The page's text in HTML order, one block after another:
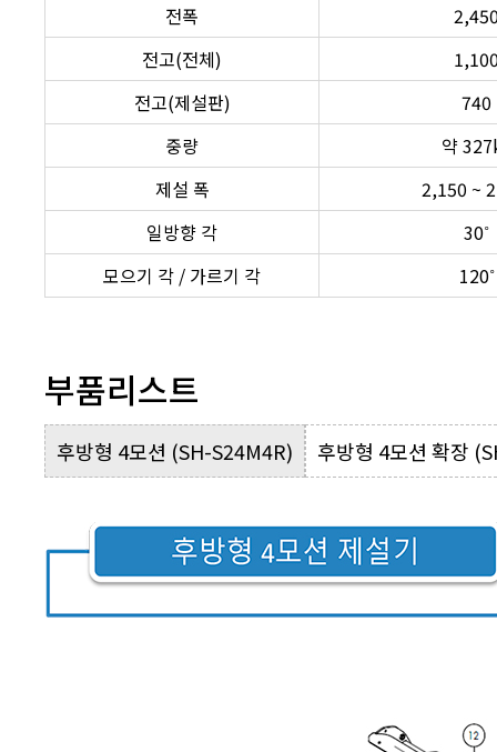
전폭
전고(전체)
전고(제설판)
740
중량
약
제설 폭
2,150 ~
일방향 각
30˚
모으기 각 / 가르기 각
120˚
부품리스트
후방형 4모션 (SH-S24M4R) 후방형 4모션 확장